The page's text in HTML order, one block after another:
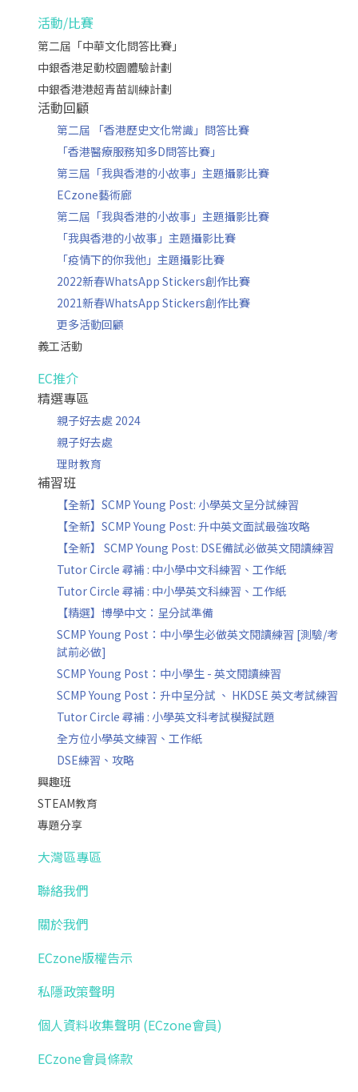
活動/比賽
第二屆「中華文化問答比賽」
中銀香港足動校園體驗計劃
中銀香港港超青苗訓練計劃
活動回顧
第二屆 「香港歷史文化常識」問答比賽
「香港醫療服務知多D問答比賽」
第三屆「我與香港的小故事」主題攝影比賽
ECzone藝術廊
第二屆「我與香港的小故事」主題攝影比賽
「我與香港的小故事」主題攝影比賽
「疫情下的你我他」主題攝影比賽
2022新春WhatsApp Stickers創作比賽
2021新春WhatsApp Stickers創作比賽
更多活動回顧
義工活動
EC推介
精選專區
親子好去處 2024
親子好去處
理財教育
補習班
【全新】SCMP Young Post: 小學英文呈分試練習
【全新】SCMP Young Post: 升中英文面試最強攻略
【全新】 SCMP Young Post: DSE備試必做英文閱讀練習
Tutor Circle 尋補 : 中小學中文科練習、工作紙
Tutor Circle 尋補 : 中小學英文科練習、工作紙
【精選】博學中文：呈分試準備
SCMP Young Post：中小學生必做英文閱讀練習 [測驗/考
試前必做]
SCMP Young Post：中小學生 - 英文閱讀練習
SCMP Young Post：升中呈分試 、 HKDSE 英文考試練習
Tutor Circle 尋補 : 小學英文科考試模擬試題
全方位小學英文練習、工作紙
DSE練習、攻略
興趣班
STEAM教育
專題分享
大灣區專區
聯絡我們
關於我們
ECzone版權告示
私隱政策聲明
個人資料收集聲明 (ECzone會員)
ECzone會員條款